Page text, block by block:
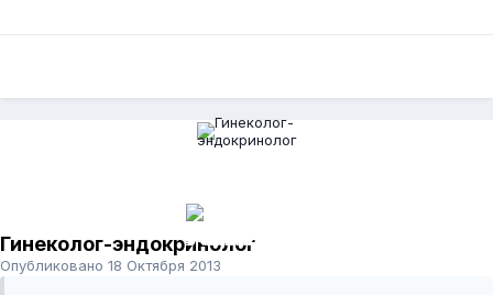
Гинеколог-эндокринолог
Опубликовано 18 Октября 2013